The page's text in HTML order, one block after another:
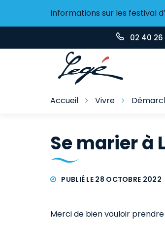
Informations sur les festival
02 40 26
Accueil Vivre
Se marier à
PUBLIÉ LE 28 OCTOBRE 2022
Merci de bien vouloir